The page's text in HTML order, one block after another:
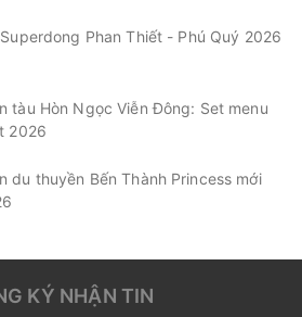
Phan Thiết - Phú Quý 2026
tàu Hòn Ngọc Viễn Đông: Set menu
2026
du thuyền Bến Thành Princess mới
KÝ NHẬN TIN